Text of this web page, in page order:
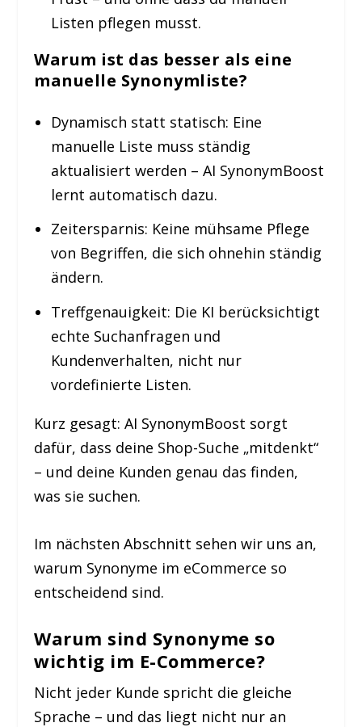
Listen pflegen musst.
Warum ist das besser als eine
manuelle Synonymliste?
Dynamisch statt statisch: Eine
manuelle Liste muss ständig
aktualisiert werden – AI SynonymBoost
lernt automatisch dazu.
Zeitersparnis: Keine mühsame Pflege
von Begriffen, die sich ohnehin ständig
ändern.
Treffgenauigkeit: Die KI berücksichtigt
echte Suchanfragen und
Kundenverhalten, nicht nur
vordefinierte Listen.
Kurz gesagt:AI SynonymBoost sorgt
dafür, dass deine Shop-Suche „mitdenkt“
– und deine Kunden genau das finden,
was sie suchen.
Im nächsten Abschnitt sehen wir uns an,
warum Synonyme im eCommerce so
entscheidend sind.
Warum sind Synonyme so
wichtig im E-Commerce?
Nicht jeder Kunde spricht die gleiche
Sprache – und das liegt nicht nur an